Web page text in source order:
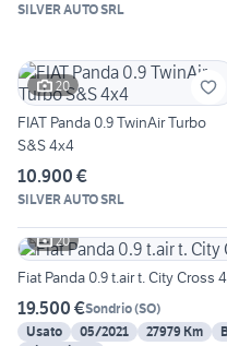
SILVER AUTO SRL
20
FIAT Panda 0.9 TwinAir Turbo
S&S 4x4
10.900 €
SILVER AUTO SRL
20
Fiat Panda 0.9 t.air t. City Cross
19.500 €Sondrio(SO)
Usato
05/2021 27979 Km